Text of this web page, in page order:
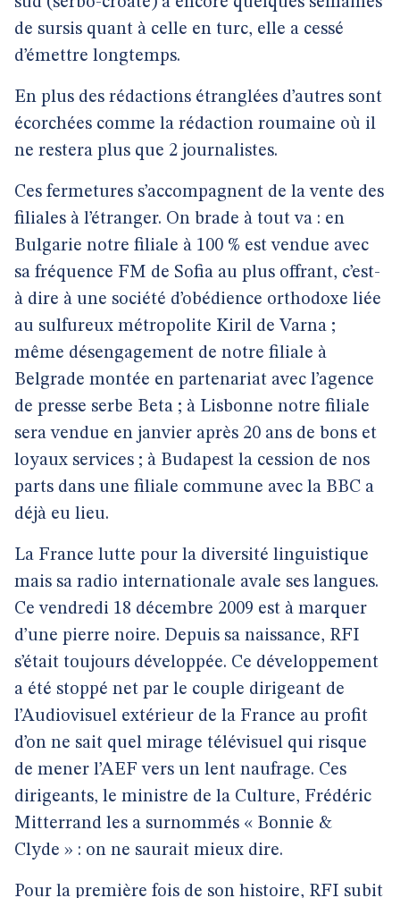
de sursis quant à celle en turc, elle a cessé
d’émettre longtemps.
En plus des rédactions étranglées d’autres sont
écorchées comme la rédaction roumaine où il
ne restera plus que 2 journalistes.
Ces fermetures s’accompagnent de la vente des
filiales à l’étranger. On brade à tout va : en
Bulgarie notre filiale à 100 % est vendue avec
sa fréquence FM de Sofia au plus offrant, c’est-
à dire à une société d’obédience orthodoxe liée
au sulfureux métropolite Kiril de Varna ;
même désengagement de notre filiale à
Belgrade montée en partenariat avec l’agence
de presse serbe Beta ; à Lisbonne notre filiale
sera vendue en janvier après 20 ans de bons et
loyaux services ; à Budapest la cession de nos
parts dans une filiale commune avec la BBC a
déjà eu lieu.
La France lutte pour la diversité linguistique
mais sa radio internationale avale ses langues.
Ce vendredi 18 décembre 2009 est à marquer
d’une pierre noire. Depuis sa naissance, RFI
s’était toujours développée. Ce développement
a été stoppé net par le couple dirigeant de
l’Audiovisuel extérieur de la France au profit
d’on ne sait quel mirage télévisuel qui risque
de mener l’AEF vers un lent naufrage. Ces
dirigeants, le ministre de la Culture, Frédéric
Mitterrand les a surnommés « Bonnie &
Clyde » : on ne saurait mieux dire.
Pour la première fois de son histoire, RFI subit